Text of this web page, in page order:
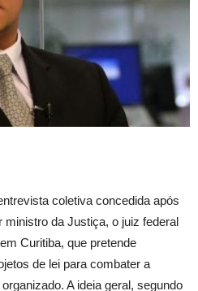
coletiva concedida após
da Justiça, o juiz federal
Curitiba, que pretende
de lei para combater a
A ideia geral, segundo